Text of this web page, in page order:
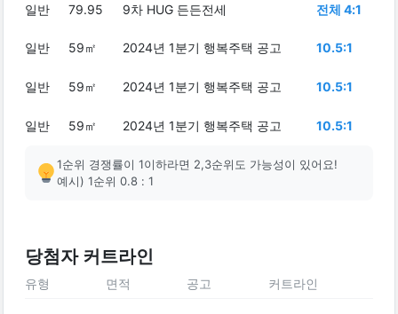
일반 79.95 9차 HUG 든든전세 전체 4:1
일반 59㎡ 2024년 1분기 행복주택 공고 10.5:1
일반 59㎡ 2024년 1분기 행복주택 공고 10.5:1
일반 59㎡ 2024년 1분기 행복주택 공고 10.5:1
1순위 경쟁률이 1이하라면 2,3순위도 가능성이 있어요!
예시) 1순위 0.8 : 1
당첨자 커트라인
유형 면적 공고 커트라인